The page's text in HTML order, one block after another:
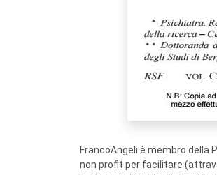
FrancoAngeli è membro della
non profit per facilitare